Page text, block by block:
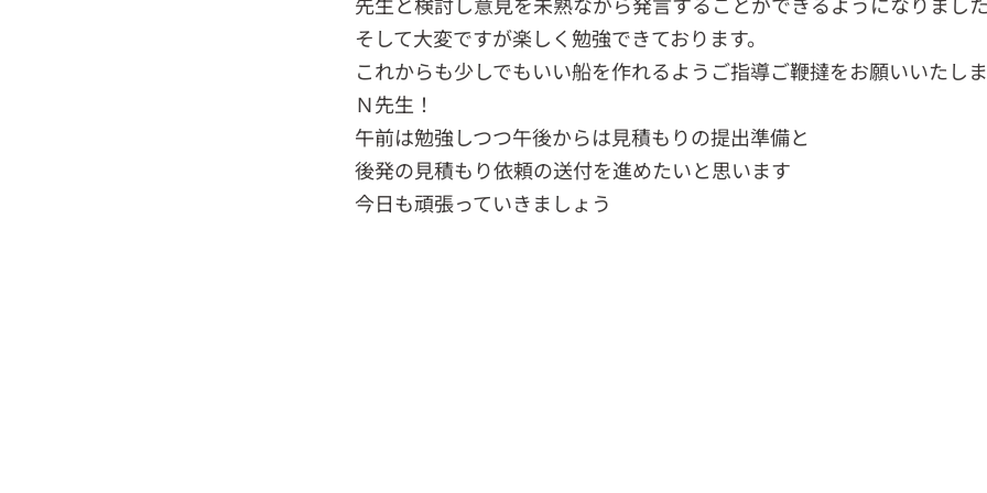
そして大変ですが楽しく勉強できております。
これからも少しでもいい船を作れるようご指導ご鞭撻をお願いいたし
Ｎ先生！
午前は勉強しつつ午後からは見積もりの提出準備と
後発の見積もり依頼の送付を進めたいと思います
今日も頑張っていきましょう